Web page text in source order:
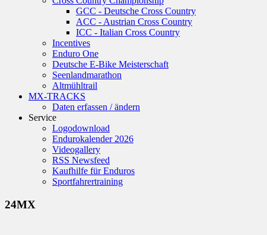
GCC - Deutsche Cross Country
ACC - Austrian Cross Country
ICC - Italian Cross Country
Incentives
Enduro One
Deutsche E-Bike Meisterschaft
Seenlandmarathon
Altmühltrail
MX-TRACKS
Daten erfassen / ändern
Service
Logodownload
Endurokalender 2026
Videogallery
RSS Newsfeed
Kaufhilfe für Enduros
Sportfahrertraining
24MX